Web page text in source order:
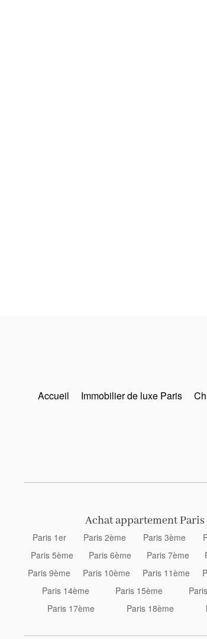
Accueil Immobilier de luxe Paris
Achat appartement Paris
Paris 1er Paris 2ème Paris 3ème
Paris 5ème
Paris 6ème Paris 7ème
Paris 9ème
Paris 10ème Paris 11ème
Paris 14ème
Paris 15ème
Paris 17ème
Paris 18ème